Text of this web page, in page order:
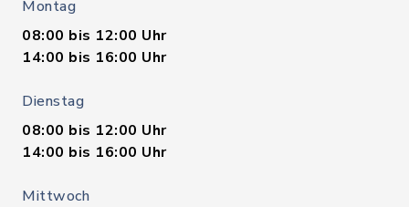
Montag
08:00 bis 12:00 Uhr
14:00 bis 16:00 Uhr
Dienstag
08:00 bis 12:00 Uhr
14:00 bis 16:00 Uhr
Mittwoch